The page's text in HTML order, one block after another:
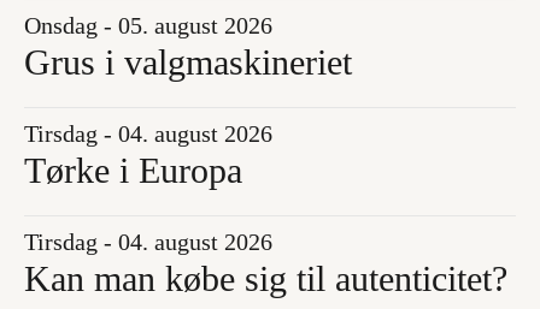
Onsdag - 05. august 2026
Grus i valgmaskineriet
Tirsdag - 04. august 2026
Tørke i Europa
Tirsdag - 04. august 2026
Kan man købe sig til autenticitet?